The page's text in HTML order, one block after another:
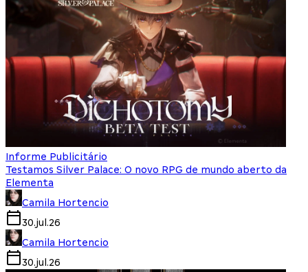
Informe Publicitário
Testamos Silver Palace: O novo RPG de mundo aberto da
Elementa
Camila Hortencio
30.jul.26
Camila Hortencio
30.jul.26